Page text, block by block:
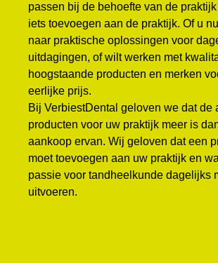
passen bij de behoefte van de
iets toevoegen aan de praktijk. Of u
naar praktische oplossingen voor
uitdagingen, of wilt werken met
hoogstaande producten en merken
eerlijke prijs.
Bij VerbiestDental geloven we dat de
producten voor uw praktijk meer is
aankoop ervan. Wij geloven dat een
moet toevoegen aan uw praktijk en
passie voor tandheelkunde dagelijks
uitvoeren.